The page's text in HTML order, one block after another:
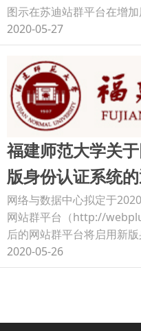
图示在苏迪站群平台在增
2020-05-27
福建师范大学关
版身份认证系统
网络与数据中心拟定于
网站群平台（http://
后的网站群平台将启用新
2020-05-26